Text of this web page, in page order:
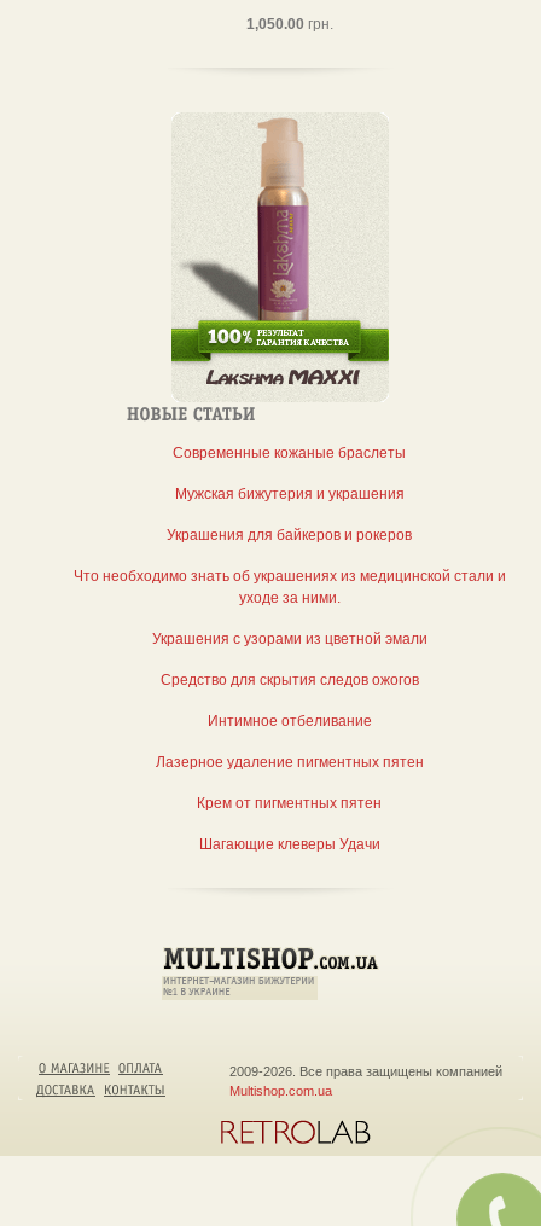
1,050.00 грн.
Современные кожаные браслеты
Мужская бижутерия и украшения
Украшения для байкеров и рокеров
Что необходимо знать об украшениях из медицинской стали и
уходе за ними.
Украшения с узорами из цветной эмали
Средство для скрытия следов ожогов
Интимное отбеливание
Лазерное удаление пигментных пятен
Крем от пигментных пятен
Шагающие клеверы Удачи
2009-2026. Все права защищены компанией
Multishop.com.ua